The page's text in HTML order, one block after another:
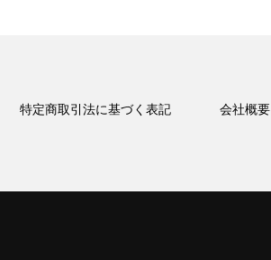
特定商取引法に基づく表記 会社概要